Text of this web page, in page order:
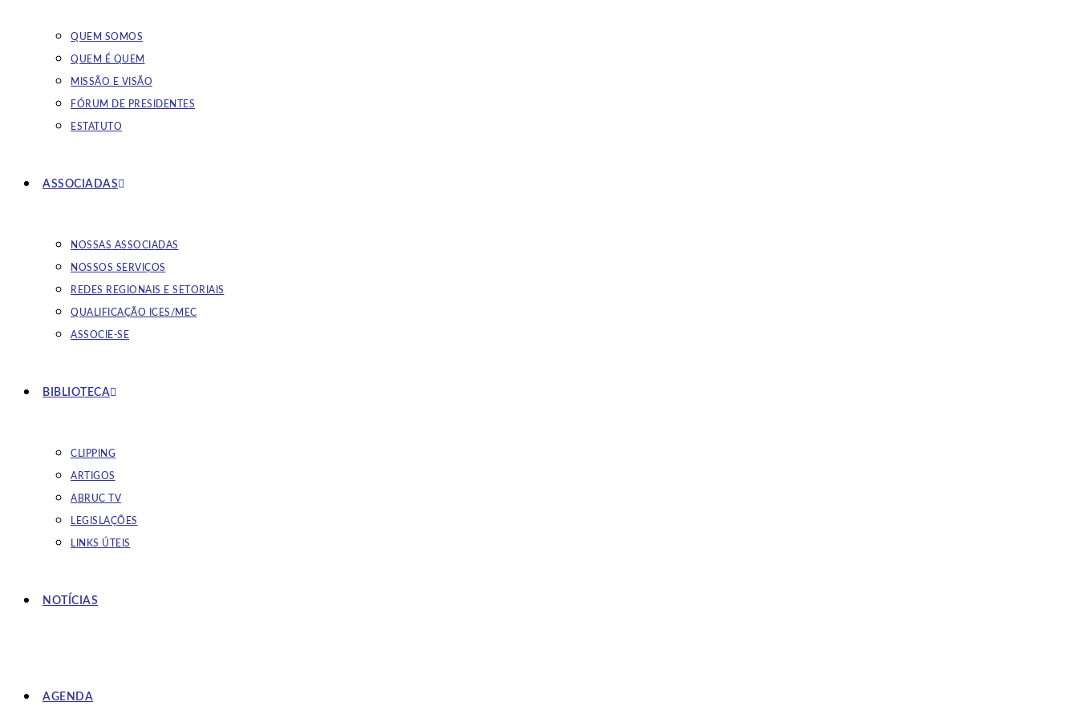
QUEM SOMOS
QUEM É QUEM
MISSÃO E VISÃO
FÓRUM DE PRESIDENTES
ESTATUTO
ASSOCIADAS
NOSSAS ASSOCIADAS
NOSSOS SERVIÇOS
REDES REGIONAIS E SETORIAIS
QUALIFICAÇÃO ICES/MEC
ASSOCIE-SE
BIBLIOTECA
CLIPPING
ARTIGOS
ABRUC TV
LEGISLAÇÕES
LINKS ÚTEIS
NOTÍCIAS
AGENDA